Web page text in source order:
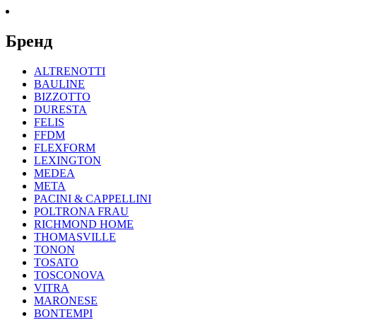
Бренд
ALTRENOTTI
BAULINE
BIZZOTTO
DURESTA
FELIS
FFDM
FLEXFORM
LEXINGTON
MEDEA
META
PACINI & CAPPELLINI
POLTRONA FRAU
RICHMOND HOME
THOMASVILLE
TONON
TOSATO
TOSCONOVA
VITRA
MARONESE
BONTEMPI